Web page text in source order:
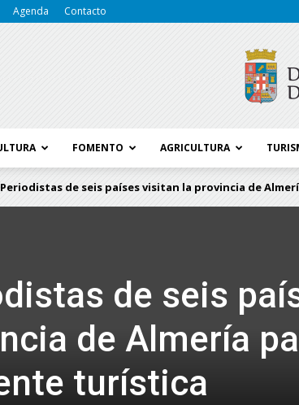
Agenda Contacto
FOMENTO AGRICULTURA
Periodistas de seis países visitan la provincia de
de seis
de Almería
turística